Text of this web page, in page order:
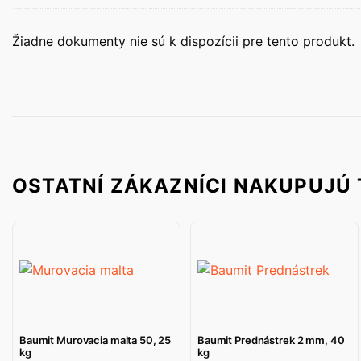
Žiadne dokumenty nie sú k dispozícii pre tento produkt.
OSTATNÍ ZÁKAZNÍCI NAKUPUJÚ
Baumit Murovacia malta 50, 25
kg
Baumit Prednástrek 2 mm, 40
kg